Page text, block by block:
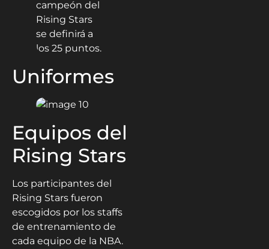
Uniformes
Equipos del
Rising Stars
Los participantes del
Rising Stars fueron
escogidos por los staffs
de entrenamiento de
cada equipo de la NBA.